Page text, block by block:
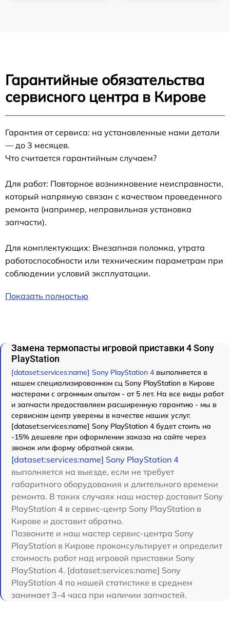
Гарантийные обязательства
сервисного центра в Кирове
Гарантия от сервиса: на установленные нами детали
— до 3 месяцев.
Что считается гарантийным случаем?
Для работ: Повторное возникновение неисправности,
который напрямую связан с качеством проведенного
ремонта (например, неправильная установка
запчасти).
Для комплектующих: Внезапная поломка, утрата
работоспособности или техническим параметрам при
соблюдении условий эксплуатации.
Показать полностью
Замена термопасты игровой приставки 4 Sony
PlayStation
[dataset:services:name] Sony PlayStation 4 выполняется в
нашем специализированном сц Sony PlayStation в Кирове
мастерами с огромным опытом - от 5 лет. На все виды работ
и запчасти предоставляем расширенную гарантию - мы в
сервисном центр уверены в качестве наших услуг.
[dataset:services:name] Sony PlayStation 4 будет стоить на
-15% дешевле при оформлении заказа на сайте через
звонок или форму обратной связи.
[dataset:services:name] Sony PlayStation 4
выполняется на выезде, если не требует
габаритного оборудования и длительного времени
ремонта. В таких случаях наш мастер доставит Sony
PlayStation 4 в сервис-центр Sony PlayStation в
Кирове и доставит обратно.
Позвоните и наш мастер сервис-центра Sony
PlayStation в Кирове проконсультирует и определит
стоимость работ над игровой приставки Sony
PlayStation 4. [dataset:services:name] Sony
PlayStation 4 по нашей статистике в среднем
занимает 3-4 часа при наличии запчастей.